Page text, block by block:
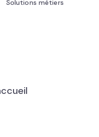
Solutions métiers